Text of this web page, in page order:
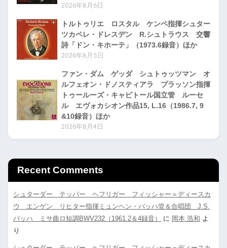
2026年8月6日
トルトゥリエ ロスタル ケンペ指揮シュター
ツカペレ・ドレスデン R.シュトラウス 交響
詩「ドン・キホーテ」（1973.6録音）ほか
2026年8月5日
ファン・ダム ゲッダ シュトゥッツマン オ
ルフェオン・ドノスティアラ プラッソン指揮
トゥールーズ・キャピトール国立管 ルーセ
ル エヴォカシオン作品15, L.16（1986.7, 9
&10録音）ほか
2026年8月4日
Recent Comments
シュターダー テッパー ヘフリガー フィッシャー＝ディースカ
ウ エンゲン リヒター指揮ミュンヘン・バッハ管＆合唱団 J.S.
バッハ ミサ曲ロ短調BWV232（1961.2＆4録音）
に 岡本 浩和 よ
り